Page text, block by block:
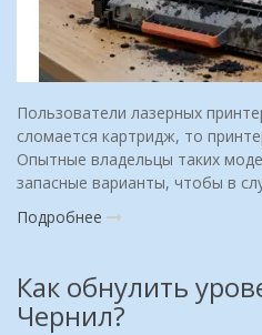
Пользователи лазерных
сломается картридж, то
Опытные владельцы таких
запасные варианты, чтобы в
Подробнее
Как обнулить
Чернил?